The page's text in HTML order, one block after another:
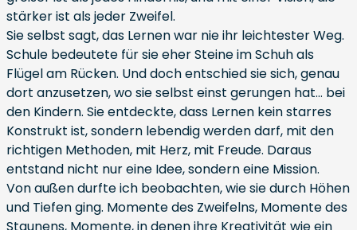
stärker ist als jeder Zweifel.
Sie selbst sagt, das Lernen war nie ihr leichtester Weg.
Schule bedeutete für sie eher Steine im Schuh als
Flügel am Rücken. Und doch entschied sie sich, genau
dort anzusetzen, wo sie selbst einst gerungen hat… bei
den Kindern. Sie entdeckte, dass Lernen kein starres
Konstrukt ist, sondern lebendig werden darf, mit den
richtigen Methoden, mit Herz, mit Freude. Daraus
entstand nicht nur eine Idee, sondern eine Mission.
Von außen durfte ich beobachten, wie sie durch Höhen
und Tiefen ging. Momente des Zweifelns, Momente des